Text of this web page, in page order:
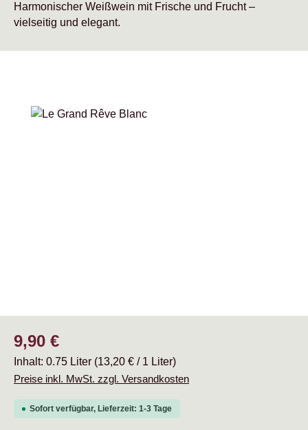
Harmonischer Weißwein mit Frische und Frucht –
vielseitig und elegant.
Bildergalerie überspringen
Regulärer Preis:
9,90 €
Inhalt: 0.75 Liter (13,20 € / 1 Liter)
Preise inkl. MwSt. zzgl. Versandkosten
Sofort verfügbar, Lieferzeit: 1-3 Tage